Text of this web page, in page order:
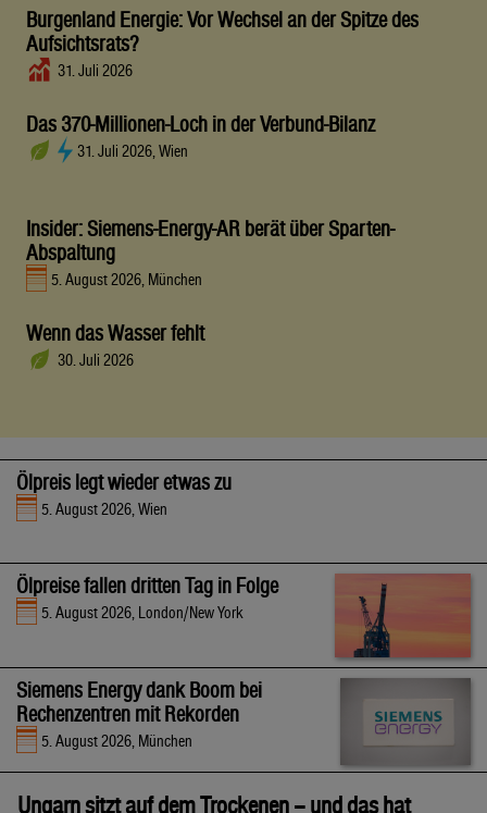
Burgenland Energie: Vor Wechsel an der Spitze des
Aufsichtsrats?
31. Juli 2026
Das 370-Millionen-Loch in der Verbund-Bilanz
31. Juli 2026, Wien
Insider: Siemens-Energy-AR berät über Sparten-
Abspaltung
5. August 2026, München
Wenn das Wasser fehlt
30. Juli 2026
Ölpreis legt wieder etwas zu
5. August 2026, Wien
Ölpreise fallen dritten Tag in Folge
5. August 2026, London/New York
Siemens Energy dank Boom bei
Rechenzentren mit Rekorden
5. August 2026, München
Ungarn sitzt auf dem Trockenen – und das hat